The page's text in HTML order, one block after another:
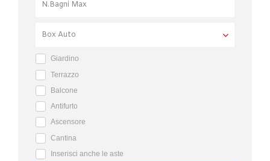
Giardino
Terrazzo
Balcone
Antifurto
Ascensore
Cantina
Inserisci anche le aste